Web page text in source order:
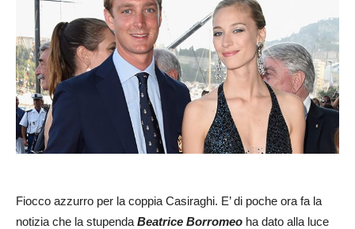
Fiocco azzurro per la coppia Casiraghi. E’ di poche ora fa la
notizia che la stupenda Beatrice Borromeo ha dato alla luce